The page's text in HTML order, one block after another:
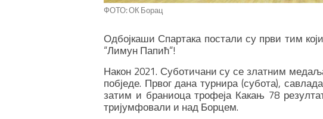
ФОТО: ОК Борац
Одбојкаши Спартака постали су први тим
“Лимун Папић“!
Након 2021. Суботичани су се златним
побједе. Првог дана турнира (субота),
затим и браниоца трофеја Какањ 78
тријумфовали и над Борцем.